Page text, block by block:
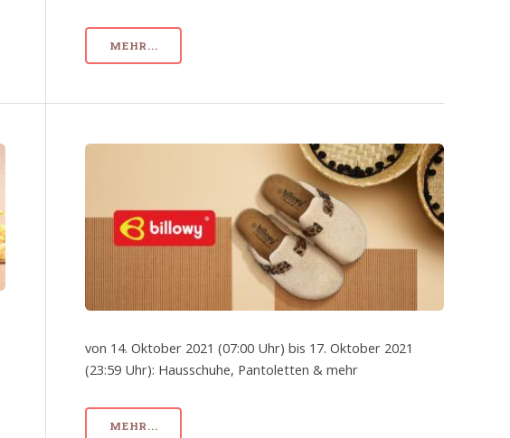
MEHR...
von 14. Oktober 2021 (07:00 Uhr) bis 17. Oktober 2021
(23:59 Uhr): Hausschuhe, Pantoletten & mehr
MEHR...